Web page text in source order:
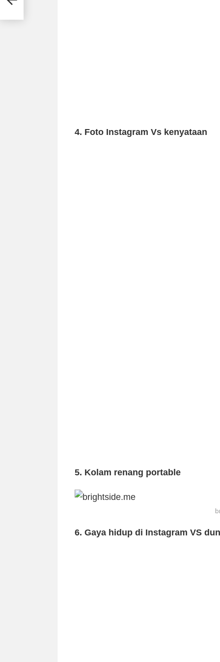
4. Foto Instagram Vs kenyataan
5. Kolam renang portable
6. Gaya hidup di Instagram VS